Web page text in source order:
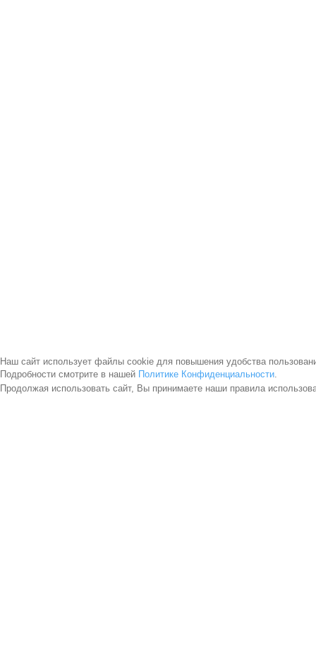
Наш сайт использует файлы cookie для повышения удобства
Подробности смотрите в нашей Политике Конфиденциальности.
Продолжая использовать сайт, Вы принимаете наши правила